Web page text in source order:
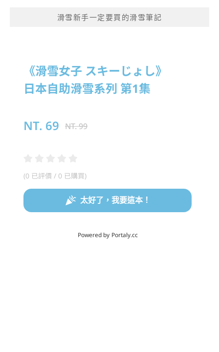
滑雪新手一定要買的滑雪筆記